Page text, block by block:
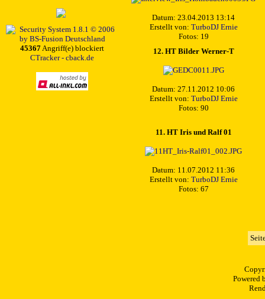
45367Angriff(e) blockiert
CTracker - cback.de
Datum: 23.04.2013 13:14
Erstellt von: TurboDJ Ernie
Fotos: 19
12. HT Bilder Werner-T
Datum: 27.11.2012 10:06
Erstellt von: TurboDJ Ernie
Fotos: 90
11. HT Iris und Ralf 01
Datum: 11.07.2012 11:36
Erstellt von: TurboDJ Ernie
Fotos: 67
Powered